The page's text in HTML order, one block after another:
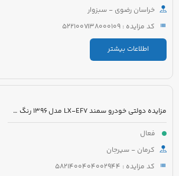
خراسان رضوی - سبزوار
کد مزایده : 5221007138000109
اطلاعات بیشتر
مزایده دولتی خودرو سمند LX-EF7 مدل 1396 رنگ سفید
فعال
کرمان - سیرجان
کد مزایده : 5821400404002944